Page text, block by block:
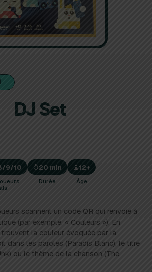
DJ Set
9/10 20 min
Durée
12+
Âge
scannent un code QR qui renvoie à
(par exemple, « Couleurs »). En
la couleur évoquée par la
dans les paroles (Paradis Blanc), le titre
ou le thème de la chanson (The